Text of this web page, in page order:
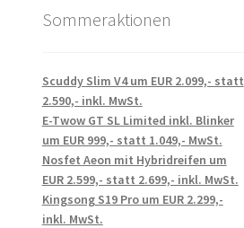
Sommeraktionen
Scuddy Slim V4 um EUR 2.099,- statt
2.590,- inkl. MwSt.
E-Twow GT SL Limited inkl. Blinker
um EUR 999,- statt 1.049,- MwSt.
Nosfet Aeon mit Hybridreifen um
EUR 2.599,- statt 2.699,- inkl. MwSt.
Kingsong S19 Pro um EUR 2.299,-
inkl. MwSt.